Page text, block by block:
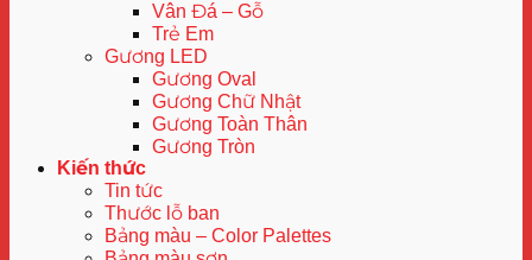
Vân Đá – Gỗ
Trẻ Em
Gương LED
Gương Oval
Gương Chữ Nhật
Gương Toàn Thân
Gương Tròn
Kiến thức
Tin tức
Thước lỗ ban
Bảng màu – Color Palettes